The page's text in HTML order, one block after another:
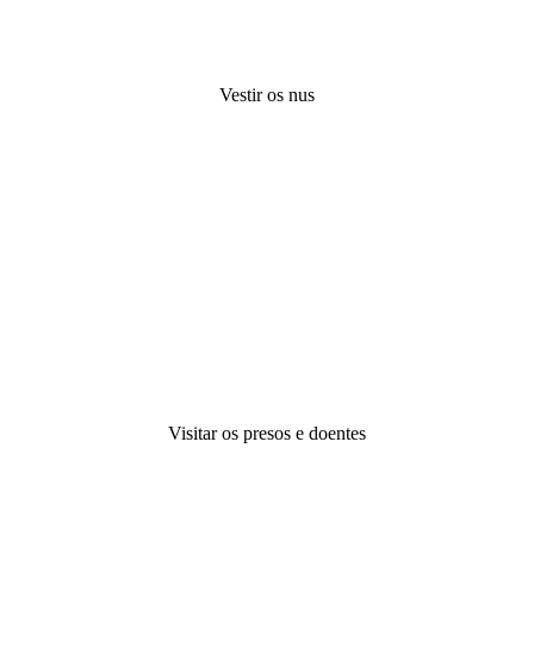
Vestir os nus
Visitar os presos e doentes